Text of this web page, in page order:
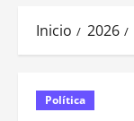
Inicio 2026
Política